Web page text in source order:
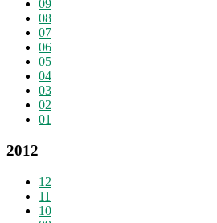
09
08
07
06
05
04
03
02
01
2012
12
11
10